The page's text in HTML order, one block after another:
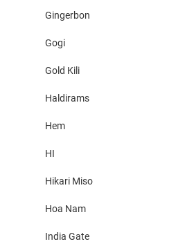
Gingerbon
Gogi
Gold Kili
Haldirams
Hem
HI
Hikari Miso
Hoa Nam
India Gate